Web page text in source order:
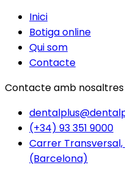
Inici
Botiga online
Qui som
Contacte
Contacte amb nosaltres
(+34) 93 351 9000
Carrer Transversal,
(Barcelona)